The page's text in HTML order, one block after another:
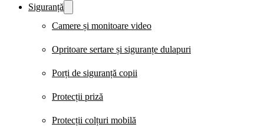
Siguranță
Camere și monitoare video
Opritoare sertare și siguranțe dulapuri
Porți de siguranță copii
Protecții priză
Protecții colțuri mobilă